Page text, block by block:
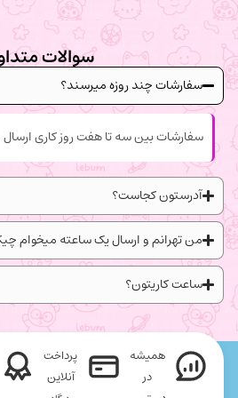
سوالات
سفارشات چند روزه میرسند؟
سفارشات بین سه تا هفت روز کاری
آدرستون کجاست؟
من تهرانم و ارسال یک ساعته میخوام
ساعت کاریتون؟
همیشه
در
پرداخت
آنلاین